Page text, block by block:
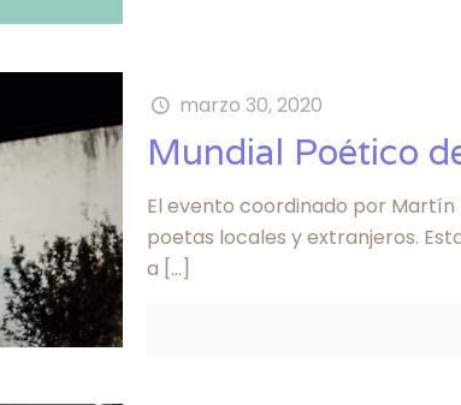
marzo 30, 2020
Mundial Poético
El evento coordinado por
poetas locales y extranjeros.
a […]